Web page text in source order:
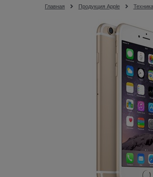
Главная Продукция Apple